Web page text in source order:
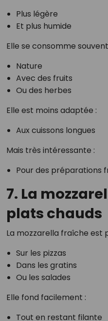
Plus légère
Et plus humide
Elle se consomme
Nature
Avec des fruits
Ou des herbes
Elle est moins adaptée :
Aux cuissons longues
Mais très intéressante :
Pour des préparations
7. La
plats chauds
La mozzarella fraîche est
Sur les pizzas
Dans les gratins
Ou les salades
Elle fond facilement :
Tout en restant filante